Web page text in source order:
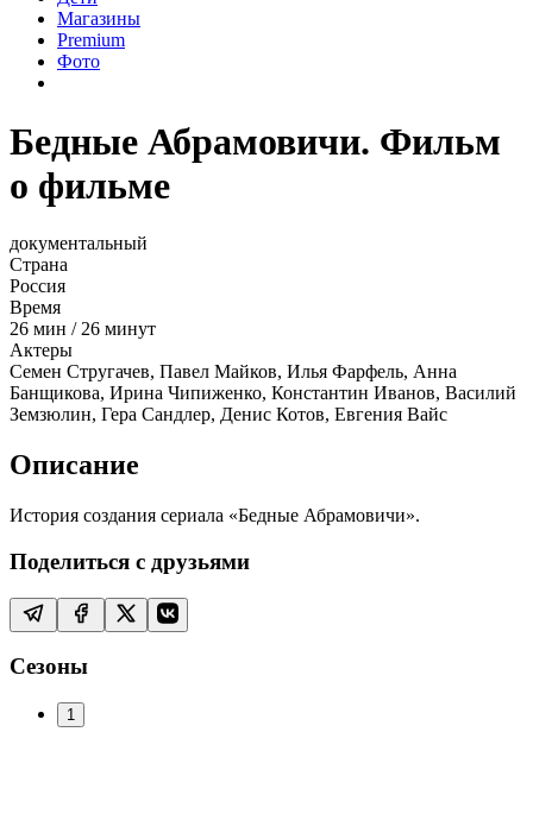
Магазины
Premium
Фото
Бедные Абрамовичи. Фильм
о фильме
документальный
Страна
Россия
Время
26 мин / 26 минут
Актеры
Семен Стругачев, Павел Майков, Илья Фарфель, Анна
Банщикова, Ирина Чипиженко, Константин Иванов, Василий
Земзюлин, Гера Сандлер, Денис Котов, Евгения Вайс
Описание
История создания сериала «Бедные Абрамовичи».
Поделиться с друзьями
Сезоны
1